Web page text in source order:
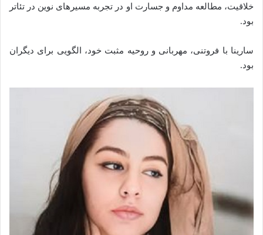
خلاقیت، مطالعه مداوم و جسارت او در تجربه مسیرهای نوین در تئاتر
بود.
سارینا با فروتنی، مهربانی و روحیه مثبت خود، الگویی برای دیگران
بود.